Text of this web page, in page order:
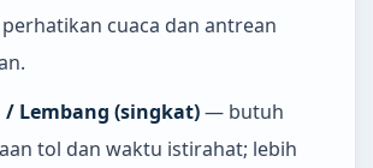
cuaca dan antrean
/ Lembang (singkat)— butuh
tol dan waktu istirahat; lebih